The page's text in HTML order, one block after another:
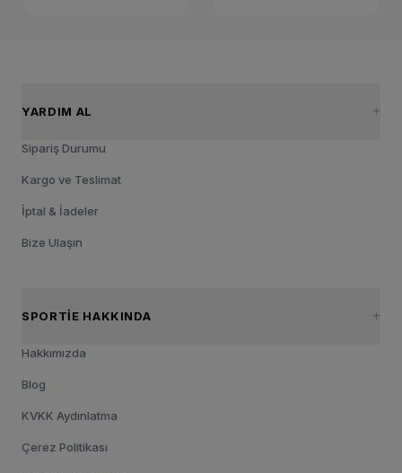
YARDIM AL
Sipariş Durumu
Kargo ve Teslimat
İptal & İadeler
Bize Ulaşın
SPORTIE HAKKINDA
Hakkımızda
Blog
KVKK Aydınlatma
Çerez Politikası